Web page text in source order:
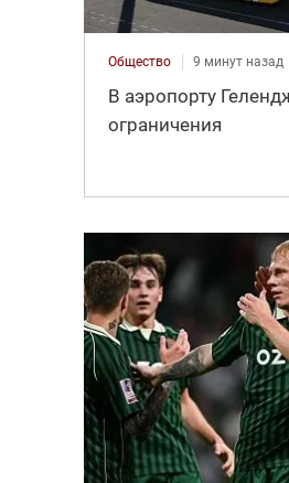
Общество 9 минут назад
В аэропорту
ограничения